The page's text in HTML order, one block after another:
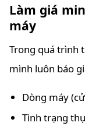
Làm giá
máy
Trong quá trình
mình luôn báo
Dòng máy
Tình trạng